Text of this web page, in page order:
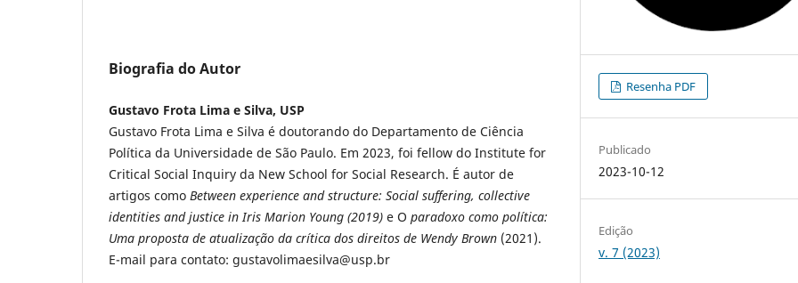
Biografia do Autor
Gustavo Frota Lima e Silva, USP
Gustavo Frota Lima e Silva é doutorando do Departamento de Ciência
Política da Universidade de São Paulo. Em 2023, foi fellow do Institute for
Critical Social Inquiry da New School for Social Research. É autor de
artigos como Between experience and structure: Social suffering, collective
identities and justice in Iris Marion Young (2019) e O paradoxo como política:
Uma proposta de atualização da crítica dos direitos de Wendy Brown (2021).
E-mail para contato: gustavolimaesilva@usp.br
Resenha PDF
Publicado
2023-10-12
Edição
v. 7 (2023)